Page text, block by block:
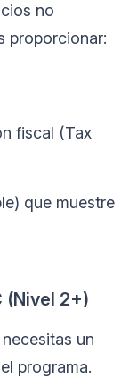
no
proporcionar:
fiscal (Tax
que muestre
(Nivel 2+)
un
programa.